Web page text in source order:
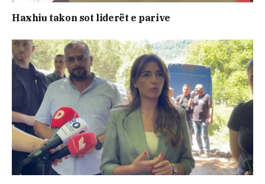
Haxhiu takon sot liderët e parive